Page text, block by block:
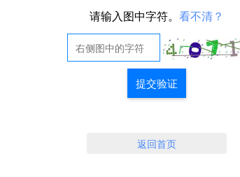
请输入图中字符。 看不清？
提交验证
返回首页